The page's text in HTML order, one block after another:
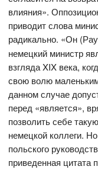
влияния».
приводит слова
радикально. «Он
немецкий министр
взгляда XIX века,
свою волю
данном случае
перед «является»,
позволить себе
немецкой коллеги.
польского
приведенная цитата